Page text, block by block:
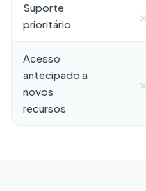
Suporte
prioritário
×
Acesso
antecipado a
novos
recursos
×